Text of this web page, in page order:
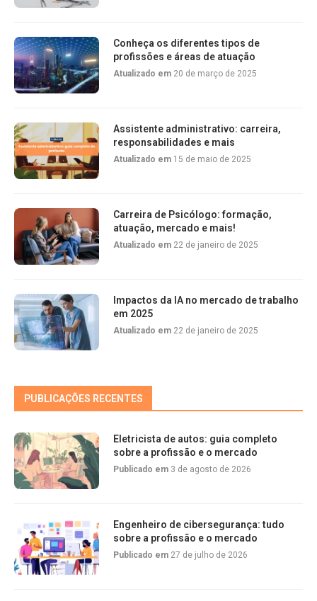
Conheça os diferentes tipos de
profissões e áreas de atuação
Atualizado em 20 de março de 2025
Assistente administrativo: carreira,
responsabilidades e mais
Atualizado em 15 de maio de 2025
Carreira de Psicólogo: formação,
atuação, mercado e mais!
Atualizado em 22 de janeiro de 2025
Impactos da IA no mercado de trabalho
em 2025
Atualizado em 22 de janeiro de 2025
PUBLICAÇÕES RECENTES
Eletricista de autos: guia completo
sobre a profissão e o mercado
Publicado em 3 de agosto de 2026
Engenheiro de cibersegurança: tudo
sobre a profissão e o mercado
Publicado em 27 de julho de 2026